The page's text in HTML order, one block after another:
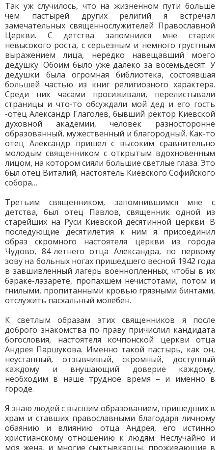
Так уж случилось, что на жизненном пути больше
чем пастырей других религий я встречал
замечательных священнослужителей Православной
Церкви. С детства запомнился мне старик
невысокого роста, с серьезным и немного грустным
выражением лица, нередко навещавший моего
дедушку. Обоим было уже далеко за восемьдесят. У
дедушки была огромная библиотека, состоявшая
большей частью из книг религиозного характера.
Среди них часами просиживали, перелистывали
страницы и что-то обсуждали мой дед и его гость
-отец Александр Глаголев, бывший ректор Киевской
духовной академии, человек разносторонне
образованный, мужественный и благородный. Как-то
отец Александр пришел с высоким сравнительно
молодым священником с открытым вдохновенным
лицом, на котором сияли большие светлые глаза. Это
был отец Виталий, настоятель Киевского Софийского
собора…
Третьим священником, запомнившимся мне с
детства, был отец Павлов, священник одной из
старейших на Руси Киевской десятинной церкви. В
последующие десятилетия к ним я присоединил
образ скромного настоятеля церкви из города
Чудово, 84-летнего отца Александра, по первому
зову на больных ногах пришедшего весной 1942 года
в завшивленный лагерь военнопленных, чтобы в их
бараке-лазарете, пропахшем нечистотами, потом и
гнилыми, пропитанными кровью грязными бинтами,
отслужить пасхальный молебен.
К светлым образам этих священников я после
доброго знакомства по праву причислил кандидата
богословия, настоятеля кочпонской церкви отца
Андрея Паршукова. Именно такой пастырь, как он,
неустанный, отзывчивый, скромный, доступный
каждому и внушающий доверие каждому,
необходим в наше трудное время – и именно в
городе.
Я знаю людей с высшим образованием, пришедших в
храм и ставших православными благодаря личному
обаянию и влиянию отца Андрея, его истинно
христианскому отношению к людям. Неслучайно и
моя жена, и многие сыктывкарцы, проживающие в